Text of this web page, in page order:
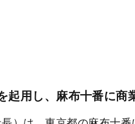
用し、麻布十番に商